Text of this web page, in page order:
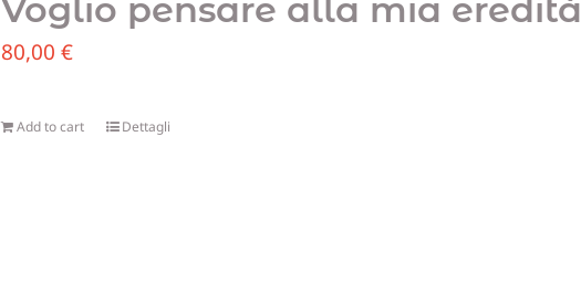
Voglio pensare alla mia eredità
80,00€
Add to cart Dettagli